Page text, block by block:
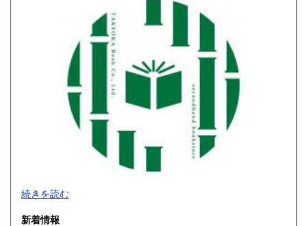
福岡県
600円 大分県
600円 鹿児島県
1,600円
続きを読む
新着情報